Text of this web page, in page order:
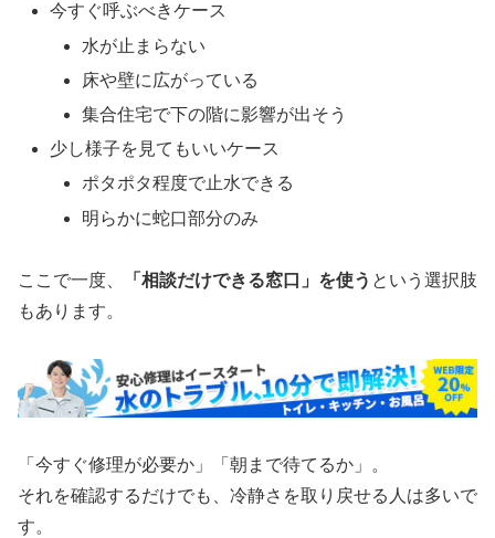
今すぐ呼ぶべきケース
水が止まらない
床や壁に広がっている
集合住宅で下の階に影響が出そう
少し様子を見てもいいケース
ポタポタ程度で止水できる
明らかに蛇口部分のみ
ここで一度、 「相談だけできる窓口」を使う という選択肢
もあります。
「今すぐ修理が必要か」「朝まで待てるか」。
それを確認するだけでも、冷静さを取り戻せる人は多いで
す。